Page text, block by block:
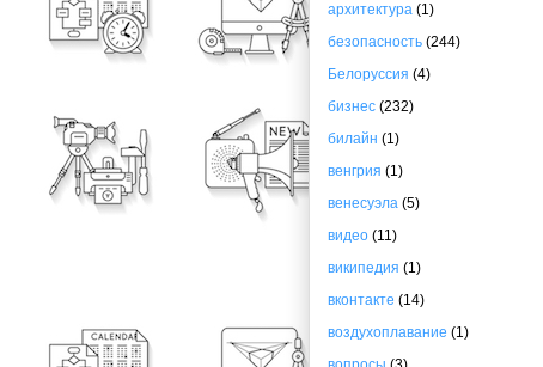
архитектура (1)
безопасность (244)
Белоруссия (4)
бизнес (232)
билайн (1)
венгрия (1)
венесуэла (5)
видео (11)
википедия (1)
вконтакте (14)
воздухоплавание (1)